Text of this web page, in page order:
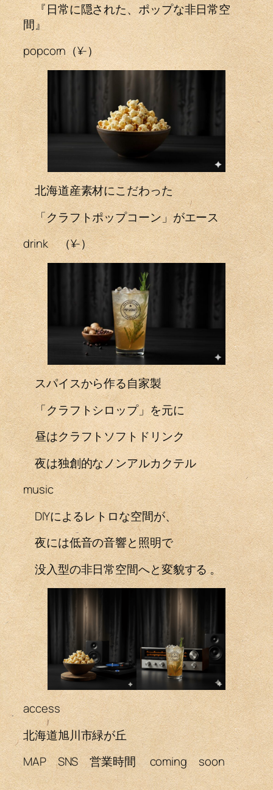
『日常に隠された、ポップな非日常空
間』
popcorn（¥-）
北海道産素材にこだわった
「クラフトポップコーン」がエース
drink （¥-）
スパイスから作る自家製
「クラフトシロップ」を元に
昼はクラフトソフトドリンク
夜は独創的なノンアルカクテル
music
DIYによるレトロな空間が、
夜には低音の音響と照明で
没入型の非日常空間へと変貌する 。
access
北海道旭川市緑が丘
MAP SNS 営業時間 coming soon